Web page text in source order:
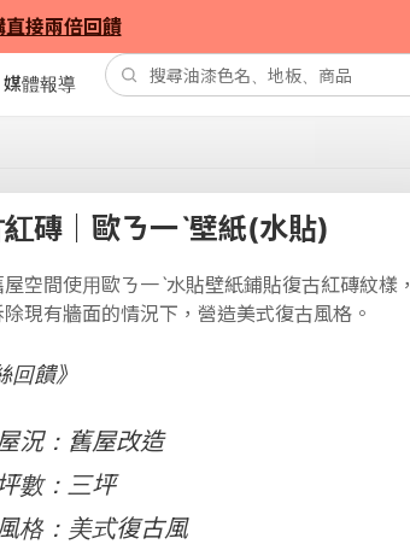
接兩倍回饋
媒體報導
磚｜歐ㄋ一ˋ壁紙(水貼)
空間使用歐ㄋ一ˋ水貼壁紙鋪貼復古紅磚紋樣，
現有牆面的情況下，營造美式復古風格。
回饋》
況：舊屋改造
數：三坪
格：美式復古風